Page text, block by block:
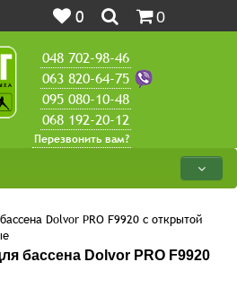
0 0
048 702-98-46
063 820-64-75
095 080-10-48
068 192-20-12
Перезвонить вам?
Dolvor PRO F9920 с открытой
бассена Dolvor PRO F9920